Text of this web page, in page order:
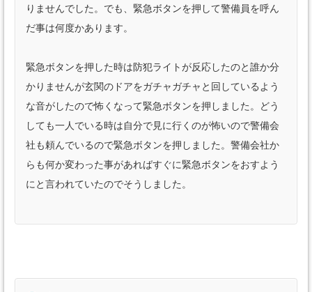
りませんでした。でも、緊急ボタンを押して警備員を呼ん
だ事は何度かあります。
緊急ボタンを押した時は防犯ライトが反応したのと誰か分
かりませんが玄関のドアをガチャガチャと回しているよう
な音がしたので怖くなって緊急ボタンを押しました。どう
しても一人でいる時は自分で見に行くのが怖いので警備会
社も頼んでいるので緊急ボタンを押しました。警備会社か
らも何か変わった事があればすぐに緊急ボタンをおすよう
にと言われていたのでそうしました。